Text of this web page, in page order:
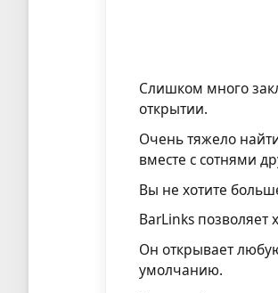
Слишком много
открытии.
Очень тяжело
вместе с сотнями
Вы не хотите
BarLinks позволяет
Он открывает
умолчанию.